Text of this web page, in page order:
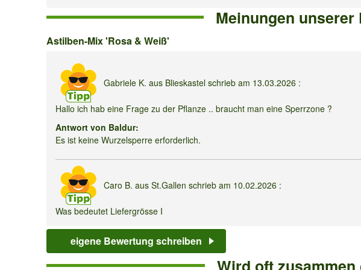
Meinungen unserer
Astilben-
'Rosa
&
Astilben-Mix 'Rosa & Weiß'
Gabriele K. aus Blieskastel schrieb am 13.03.2026 :
Hallo ich hab eine Frage zu der Pflanze .. braucht man eine Sperrzone ?
Antwort von Baldur:
Es ist keine Wurzelsperre erforderlich.
Caro B. aus St.Gallen schrieb am 10.02.2026 :
Was bedeutet Liefergrösse I
Antwort von Baldur:
Es handelt sich um gut entwickelte Wurzelware.
eigene Bewertung schreiben
Wird oft zusammen